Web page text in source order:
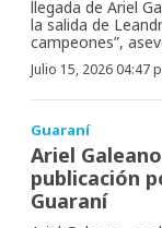
llegada de Ariel
la salida de
campeones”,
Julio 15, 2026 04:47
Guaraní
Ariel
publicación
Guaraní